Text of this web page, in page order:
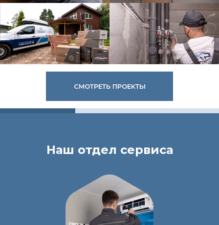
СМОТРЕТЬ ПРОЕКТЫ
Наш отдел сервиса